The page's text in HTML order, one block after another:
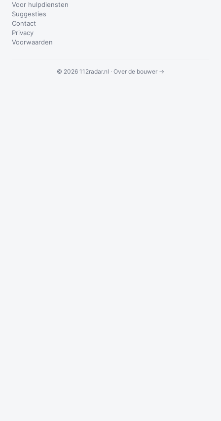
Voor hulpdiensten
Suggesties
Contact
Privacy
Voorwaarden
© 2026 112radar.nl · Over de bouwer →